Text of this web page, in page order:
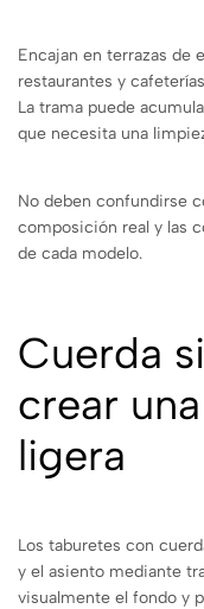
Encajan en terrazas de
restaurantes y
La trama puede
que necesita una
No deben confundirse
composición real y las
de cada modelo.
Cuerda
crear
ligera
Los taburetes con
y el asiento mediante
visualmente el fondo y